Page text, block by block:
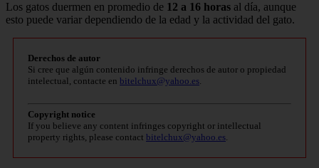
Los gatos duermen en promedio de 12 a 16 horas al día, aunque
esto puede variar dependiendo de la edad y la actividad del gato.
Derechos de autor
Si cree que algún contenido infringe derechos de autor o propiedad
intelectual, contacte en bitelchux@yahoo.es.
Copyright notice
If you believe any content infringes copyright or intellectual
property rights, please contact bitelchux@yahoo.es.